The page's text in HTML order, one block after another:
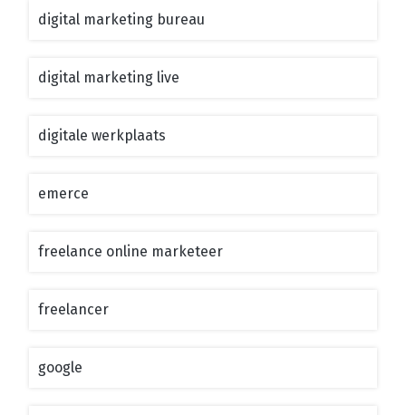
digital marketing bureau
digital marketing live
digitale werkplaats
emerce
freelance online marketeer
freelancer
google